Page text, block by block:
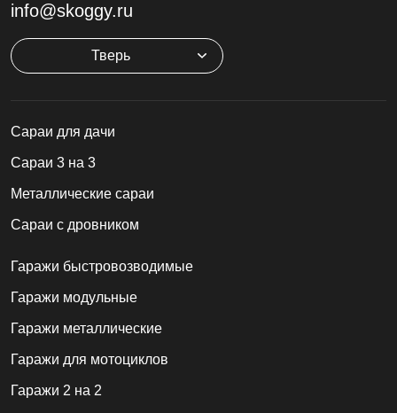
info@skoggy.ru
Тверь
Cараи для дачи
Сараи 3 на 3
Металлические сараи
Сараи с дровником
Гаражи быстровозводимые
Гаражи модульные
Гаражи металлические
Гаражи для мотоциклов
Гаражи 2 на 2